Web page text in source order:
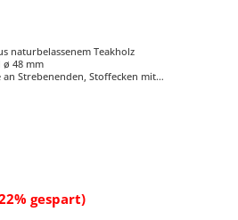
naturbelassenem Teakholz
ø 48 mm
an Strebenenden, Stoffecken mit
gespart)